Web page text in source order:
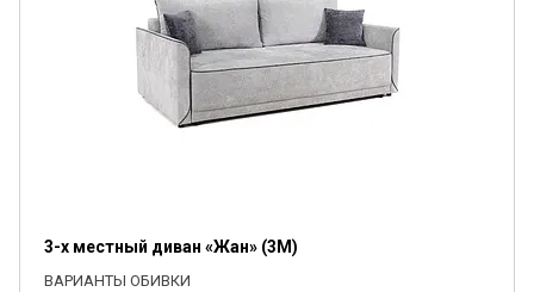
3-х местный диван «Жан» (3M)
ВАРИАНТЫ ОБИВКИ